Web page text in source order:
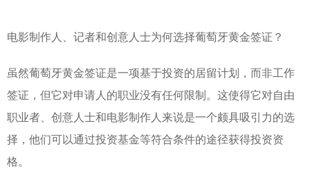
电影制作人、记者和创意人士为何选择葡萄牙黄金签证？
虽然葡萄牙黄金签证是一项基于投资的居留计划，而非工作
签证，但它对申请人的职业没有任何限制。这使得它对自由
职业者、创意人士和电影制作人来说是一个颇具吸引力的选
择，他们可以通过投资基金等符合条件的途径获得投资资
格。